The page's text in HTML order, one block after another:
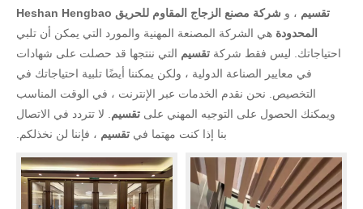
تقسيم ، و
شركة مصنع الزجاج المقاوم للحريق Heshan Hengbao
المحدودة هي الشركة المصنعة المهنية والمورد التي يمكن أن تلبي
احتياجاتك. ليس فقط شركة تقسيم التي ننتجها قد حصلت على شهادات
في معايير الصناعة الدولية ، ولكن يمكننا أيضًا تلبية احتياجاتك في
التخصيص. نحن نقدم الخدمات عبر الإنترنت ، في الوقت المناسب
ويمكنك الحصول على التوجيه المهني على تقسيم . لا تتردد في الاتصال
بنا إذا كنت مهتما في تقسيم ، فإننا لن نخذلكم.